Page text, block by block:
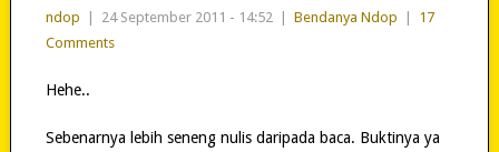
ndop 24 September 2011 - 14:52 Bendanya Ndop
17
Comments
Hehe..
Sebenarnya lebih seneng nulis daripada baca. Buktinya ya